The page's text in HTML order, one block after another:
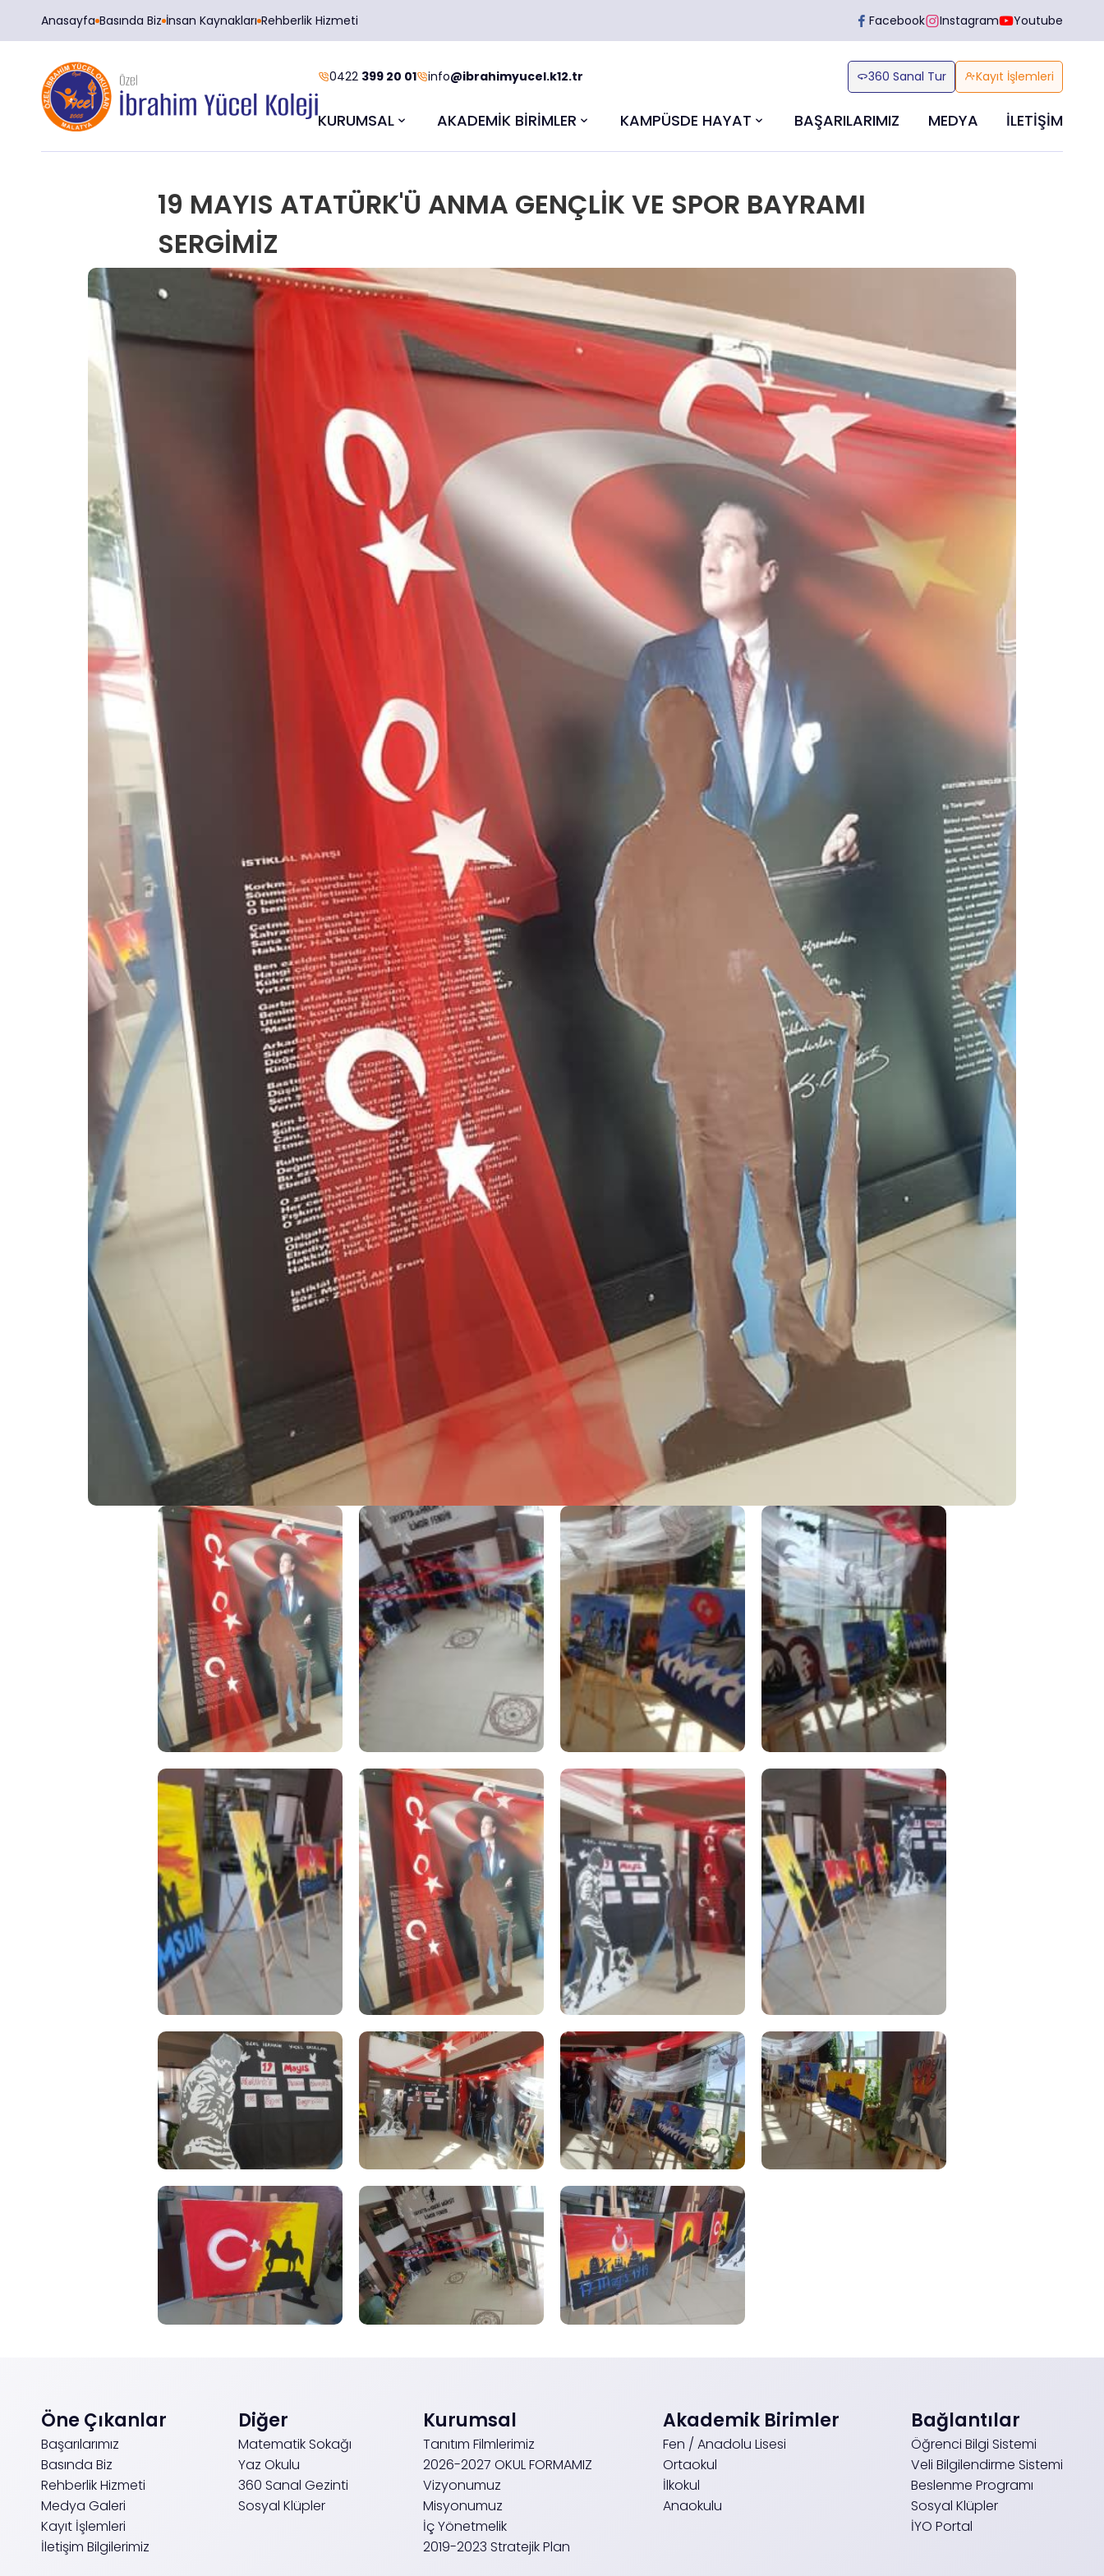
Anasayfa Basında Biz İnsan Kaynakları Rehberlik Hizmeti Facebook Instagram Youtube
0422 399 20 01 info@ibrahimyucel.k12.tr 360 Sanal Tur Kayıt İşlemleri
KURUMSAL AKADEMİK BİRİMLER KAMPÜSDE HAYAT BAŞARILARIMIZ MEDYA İLETİŞİM
19 MAYIS ATATÜRK'Ü ANMA GENÇLİK VE SPOR BAYRAMI
SERGİMİZ
Öne Çıkanlar
Başarılarımız
Basında Biz
Rehberlik Hizmeti
Medya Galeri
Kayıt İşlemleri
İletişim Bilgilerimiz
Diğer
Matematik Sokağı
Yaz Okulu
360 Sanal Gezinti
Sosyal Klüpler
Kurumsal
Tanıtım Filmlerimiz
2026-2027 OKUL FORMAMIZ
Vizyonumuz
Misyonumuz
İç Yönetmelik
2019-2023 Stratejik Plan
Akademik Birimler
Fen / Anadolu Lisesi
Ortaokul
İlkokul
Anaokulu
Bağlantılar
Öğrenci Bilgi Sistemi
Veli Bilgilendirme Sistemi
Beslenme Programı
Sosyal Klüpler
İYO Portal